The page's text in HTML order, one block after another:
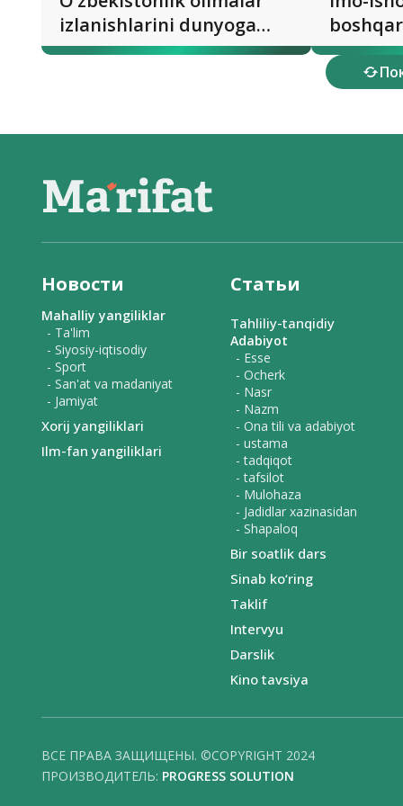
izlanishlarini dunyoga
namoyish etuvchi
lampa
Новости
Mahalliy yangiliklar
- Ta'lim
- Siyosiy-iqtisodiy
- Sport
- San'at va madaniyat
- Jamiyat
Xorij yangiliklari
Ilm-fan yangiliklari
Статьи
Tahliliy-tanqidiy
Adabiyot
- Esse
- Ocherk
- Nasr
- Nazm
- Ona tili va adabiyot
- ustama
- tadqiqot
- tafsilot
- Mulohaza
- Jadidlar xazinasidan
- Shapaloq
Bir soatlik dars
Sinab ko‘ring
Taklif
Intervyu
Darslik
Kino tavsiya
ВСЕ ПРАВА ЗАЩИЩЕНЫ. ©COPYRIGHT 2024
ПРОИЗВОДИТЕЛЬ: PROGRESS SOLUTION